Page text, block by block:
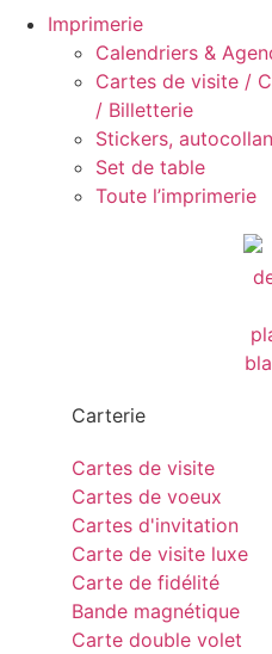
Imprimerie
Calendriers &
Cartes de visite /
/ Billetterie
Stickers,
Set de table
Toute l’imprimerie
Carterie
Cartes de visite
Cartes de voeux
Cartes d'invitation
Carte de visite luxe
Carte de fidélité
Bande magnétique
Carte double volet